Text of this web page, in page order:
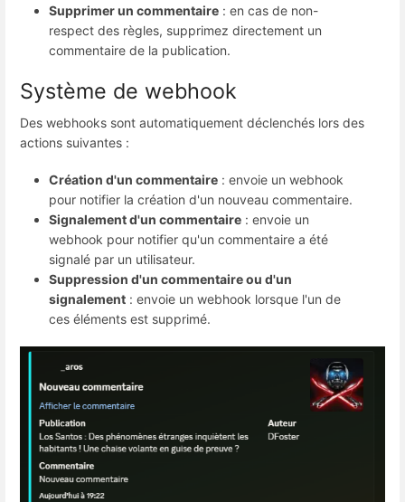
Supprimer un commentaire : en cas de non-
respect des règles, supprimez directement un
commentaire de la publication.
Système de webhook
Des webhooks sont automatiquement déclenchés lors des
actions suivantes :
Création d'un commentaire : envoie un webhook
pour notifier la création d'un nouveau commentaire.
Signalement d'un commentaire : envoie un
webhook pour notifier qu'un commentaire a été
signalé par un utilisateur.
Suppression d'un commentaire ou d'un
signalement : envoie un webhook lorsque l'un de
ces éléments est supprimé.